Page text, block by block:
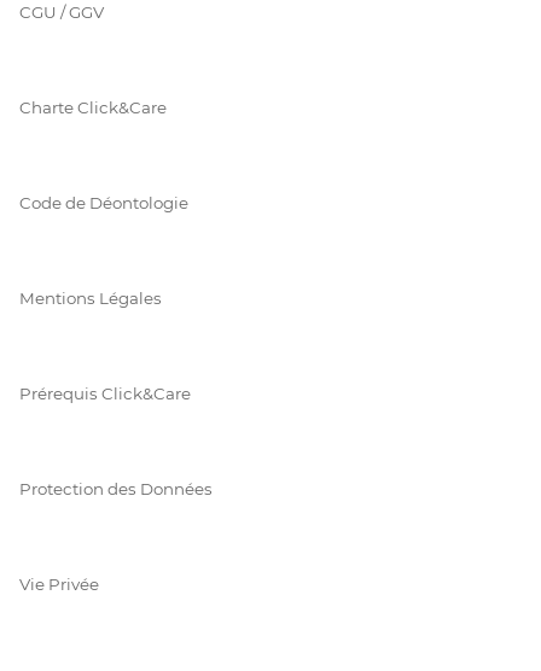
CGU / GGV
Charte Click&Care
Code de Déontologie
Mentions Légales
Prérequis Click&Care
Protection des Données
Vie Privée